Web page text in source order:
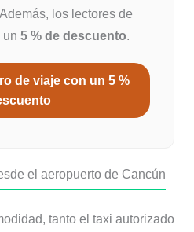
los lectores de
un 5 % de descuento.
de viaje con un 5 %
el aeropuerto de Cancún
tanto el taxi autorizado